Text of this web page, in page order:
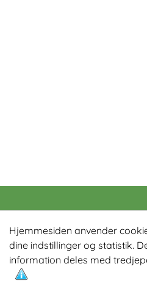
Hjemmesiden anvender
dine indstillinger og statistik.
information deles med
Populære produkter
Odin R900 Romaskine
Odin S900 Spinningcykel